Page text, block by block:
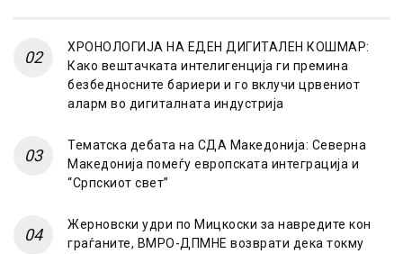
ХРОНОЛОГИЈА НА ЕДЕН ДИГИТАЛЕН КОШМАР:
Како вештачката интелигенција ги премина
безбедносните бариери и го вклучи црвениот
аларм во дигиталната индустрија
Тематска дебата на СДА Македонија: Северна
Македонија помеѓу европската интеграција и
“Српскиот свет”
Жерновски удри по Мицкоски за навредите кон
граѓаните, ВМРО-ДПМНЕ возврати дека токму